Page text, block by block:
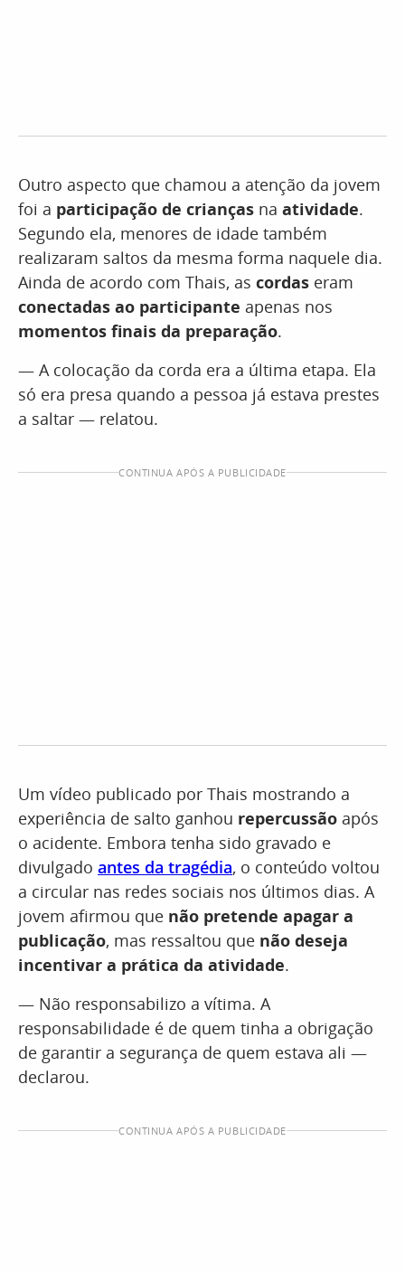
Outro aspecto que chamou a atenção da jovem
foi a participação de crianças na atividade.
Segundo ela, menores de idade também
realizaram saltos da mesma forma naquele dia.
Ainda de acordo com Thais, as cordas eram
conectadas ao participante apenas nos
momentos finais da preparação.
— A colocação da corda era a última etapa. Ela
só era presa quando a pessoa já estava prestes
a saltar — relatou.
CONTINUA APÓS A PUBLICIDADE
Um vídeo publicado por Thais mostrando a
experiência de salto ganhou repercussão após
o acidente. Embora tenha sido gravado e
divulgado antes da tragédia, o conteúdo voltou
a circular nas redes sociais nos últimos dias. A
jovem afirmou que não pretende apagar a
publicação, mas ressaltou que não deseja
incentivar a prática da atividade.
— Não responsabilizo a vítima. A
responsabilidade é de quem tinha a obrigação
de garantir a segurança de quem estava ali —
declarou.
CONTINUA APÓS A PUBLICIDADE